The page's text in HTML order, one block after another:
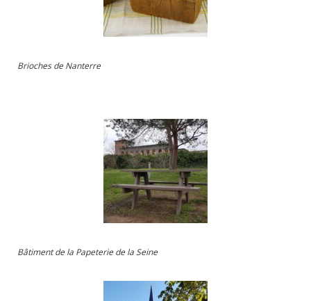
Brioches de Nanterre
Bâtiment de la Papeterie de la Seine